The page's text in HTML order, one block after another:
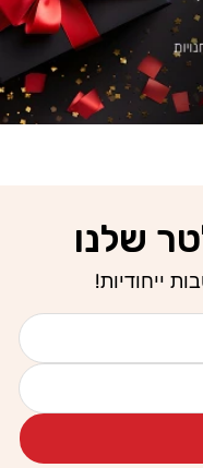
שלנו
ייחודיות!